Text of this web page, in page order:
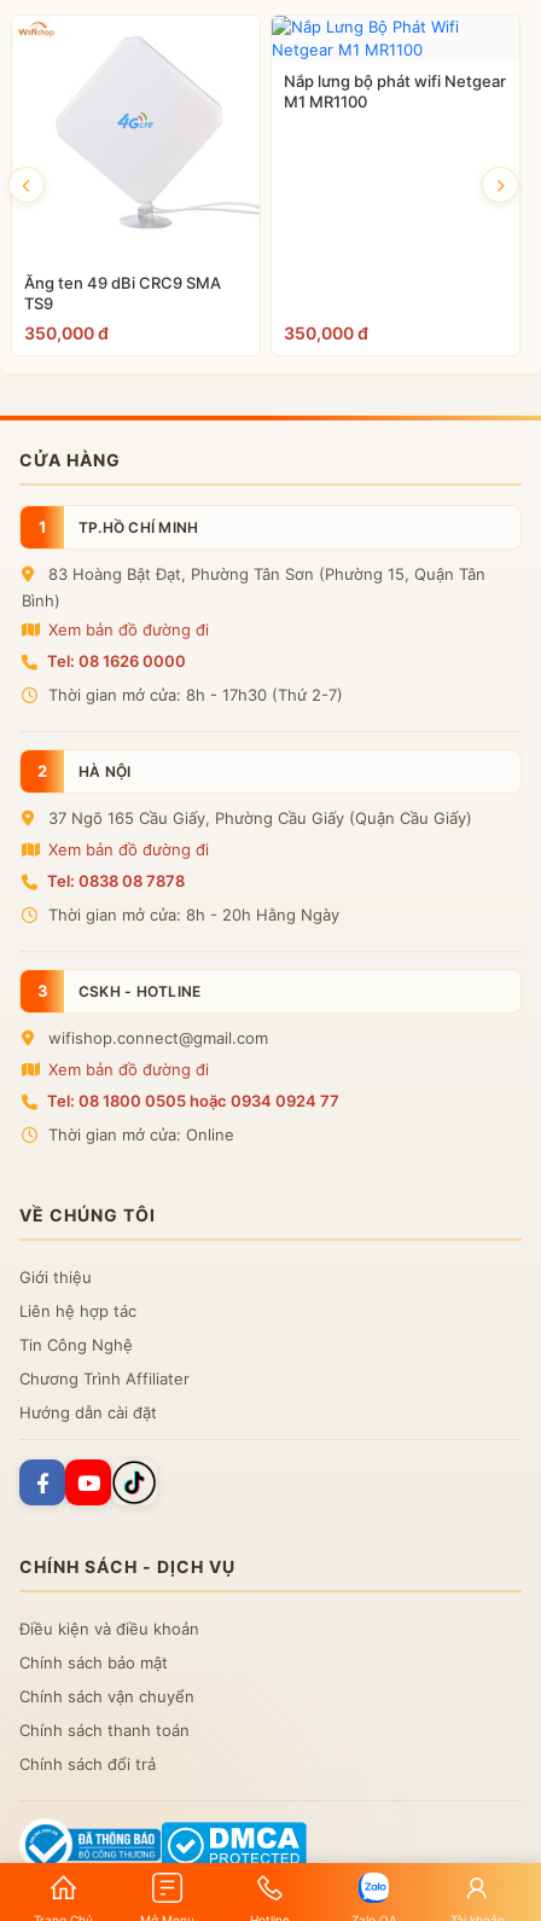
Ăng ten 49 dBi CRC9 SMA
TS9
350,000 đ
Nắp lưng bộ phát wifi Netgear
M1 MR1100
350,000 đ
CỬA HÀNG
1 TP.HỒ CHÍ MINH
83 Hoàng Bật Đạt, Phường Tân Sơn (Phường 15, Quận Tân
Bình)
Xem bản đồ đường đi
Tel: 08 1626 0000
Thời gian mở cửa: 8h - 17h30 (Thứ 2-7)
2 HÀ NỘI
37 Ngõ 165 Cầu Giấy, Phường Cầu Giấy (Quận Cầu Giấy)
Xem bản đồ đường đi
Tel: 0838 08 7878
Thời gian mở cửa: 8h - 20h Hằng Ngày
3 CSKH - HOTLINE
wifishop.connect@gmail.com
Xem bản đồ đường đi
Tel: 08 1800 0505 hoặc 0934 0924 77
Thời gian mở cửa: Online
VỀ CHÚNG TÔI
Giới thiệu
Liên hệ hợp tác
Tin Công Nghệ
Chương Trình Affiliater
Hướng dẫn cài đặt
CHÍNH SÁCH - DỊCH VỤ
Điều kiện và điều khoản
Chính sách bảo mật
Chính sách vận chuyển
Chính sách thanh toán
Chính sách đổi trả